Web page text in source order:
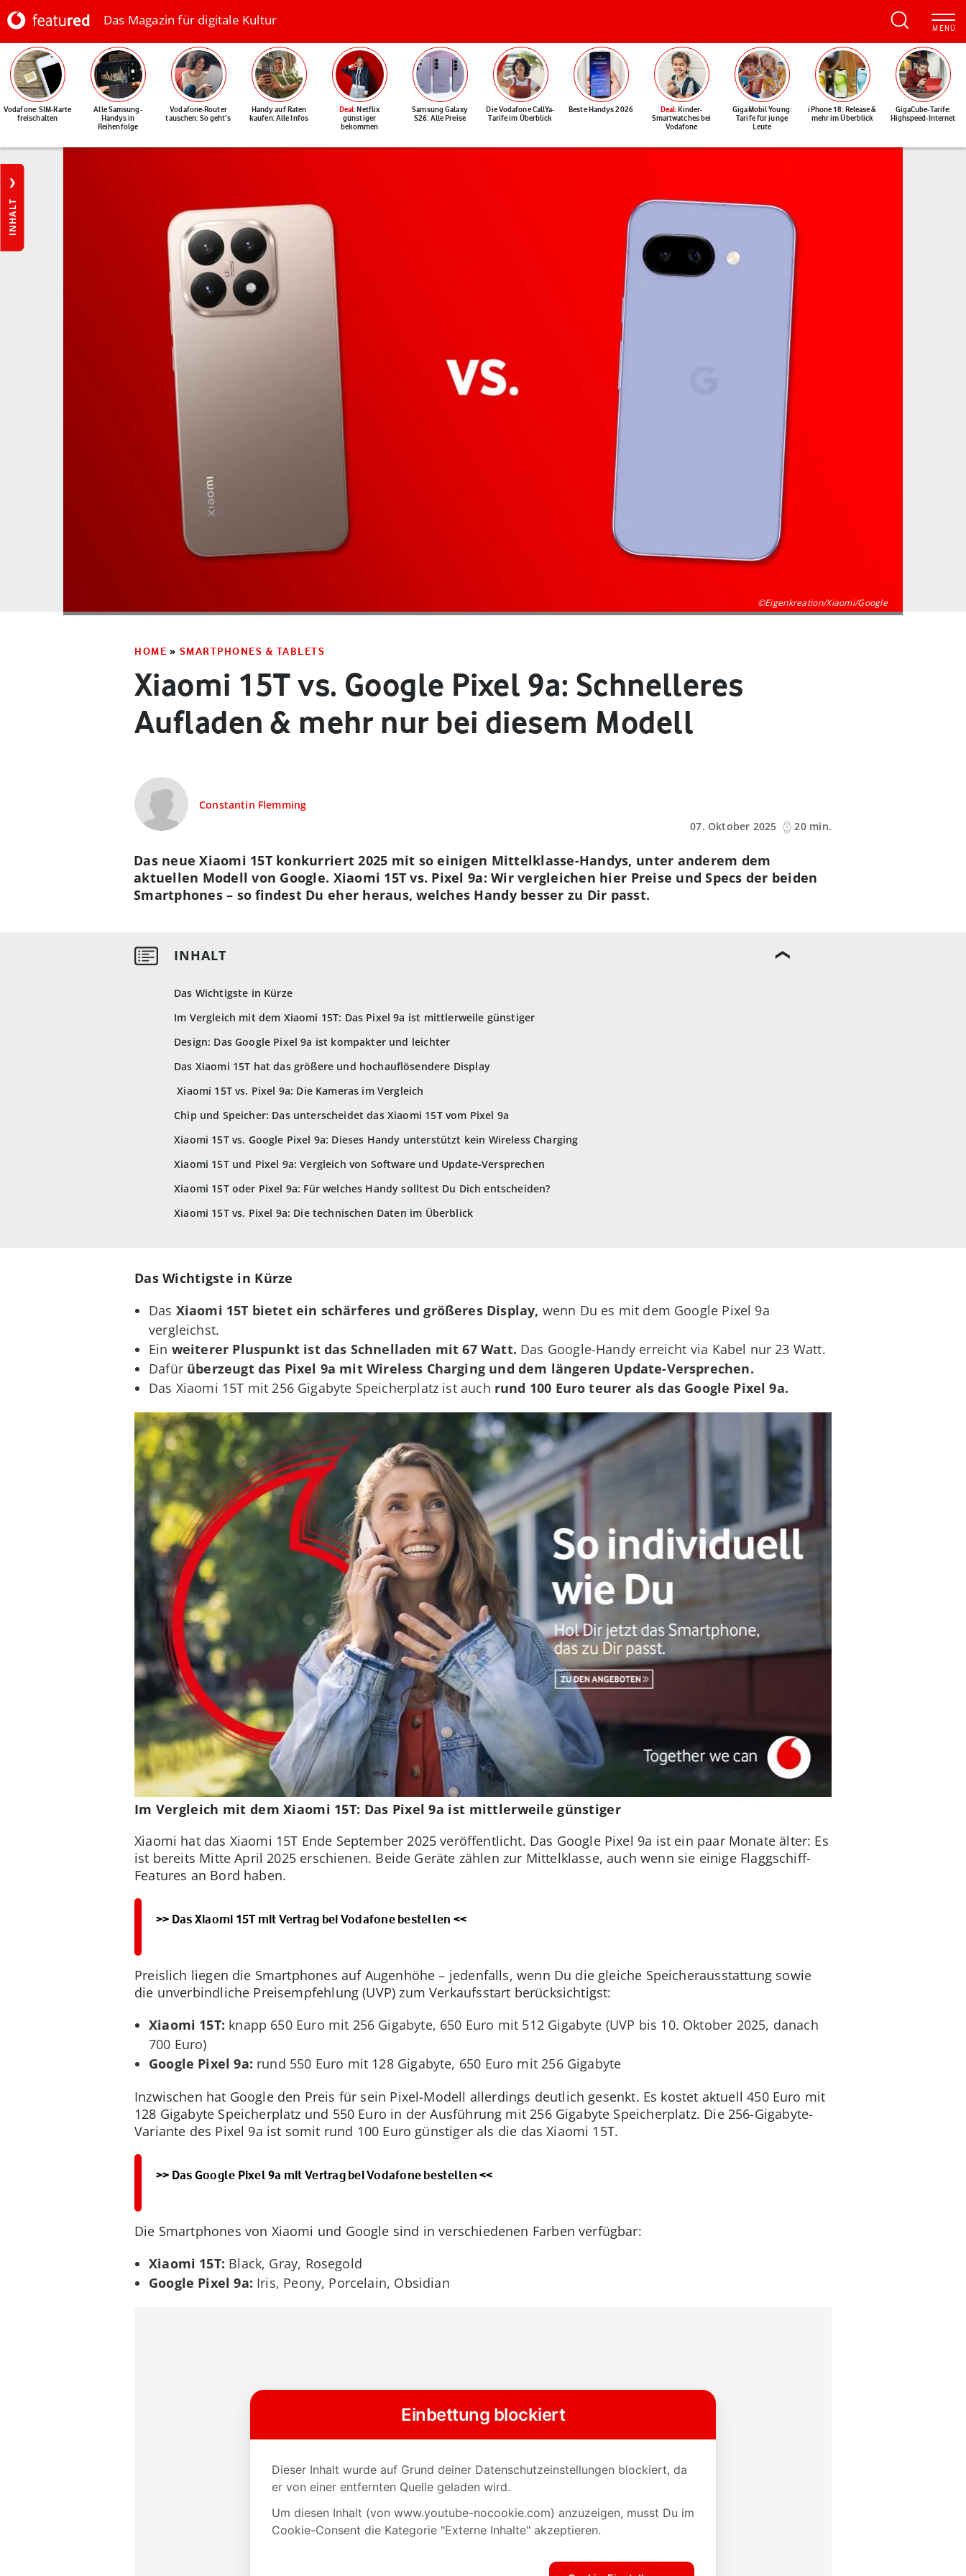
Das Magazin für digitale Kultur
Vodafone: SIM-Karte
freischalten
Alle Samsung-
Handys in
Reihenfolge
Vodafone-Router
tauschen: So geht's
Handy auf Raten
kaufen: Alle Infos
Deal: Netflix
günstiger
bekommen
Samsung Galaxy
S26: Alle Preise
Die Vodafone CallYa-
Tarife im Überblick
Beste Handys 2026 Deal: Kinder-
Smartwatches bei
Vodafone
GigaMobil Young:
Tarife für junge
Leute
iPhone 18: Release &
mehr im Überblick
GigaCube-Tarife:
Highspeed-Internet
INHALT
©Eigenkreation/Xiaomi/Google
HOME » SMARTPHONES & TABLETS
Xiaomi 15T vs. Google Pixel 9a: Schnelleres
Aufladen & mehr nur bei diesem Modell
Constantin Flemming
07. Oktober 2025
20 min.
Das Wichtigste in Kürze
Im Vergleich mit dem Xiaomi 15T: Das Pixel 9a ist mittlerweile günstiger
Design: Das Google Pixel 9a ist kompakter und leichter
Das Xiaomi 15T hat das größere und hochauflösendere Display
Xiaomi 15T vs. Pixel 9a: Die Kameras im Vergleich
Chip und Speicher: Das unterscheidet das Xiaomi 15T vom Pixel 9a
Xiaomi 15T vs. Google Pixel 9a: Dieses Handy unterstützt kein Wireless Charging
Xiaomi 15T und Pixel 9a: Vergleich von Software und Update-Versprechen
Xiaomi 15T oder Pixel 9a: Für welches Handy solltest Du Dich entscheiden?
Xiaomi 15T vs. Pixel 9a: Die technischen Daten im Überblick
Das neue Xiaomi 15T konkurriert 2025 mit so einigen Mittelklasse-Handys, unter anderem dem
aktuellen Modell von Google. Xiaomi 15T vs. Pixel 9a: Wir vergleichen hier Preise und Specs der beiden
Smartphones – so findest Du eher heraus, welches Handy besser zu Dir passt.
Das Wichtigste in Kürze
Das Xiaomi 15T bietet ein schärferes und größeres Display, wenn Du es mit dem Google Pixel 9a
vergleichst.
Ein weiterer Pluspunkt ist das Schnelladen mit 67 Watt. Das Google-Handy erreicht via Kabel nur 23 Watt.
Dafür überzeugt das Pixel 9a mit Wireless Charging und dem längeren Update-Versprechen.
Das Xiaomi 15T mit 256 Gigabyte Speicherplatz ist auch rund 100 Euro teurer als das Google Pixel 9a.
Im Vergleich mit dem Xiaomi 15T: Das Pixel 9a ist mittlerweile günstiger
Xiaomi hat das Xiaomi 15T Ende September 2025 veröffentlicht. Das Google Pixel 9a ist ein paar Monate älter: Es
ist bereits Mitte April 2025 erschienen. Beide Geräte zählen zur Mittelklasse, auch wenn sie einige Flaggschiff-
Features an Bord haben.
>> Das Xiaomi 15T mit Vertrag bei Vodafone bestellen <<
Preislich liegen die Smartphones auf Augenhöhe – jedenfalls, wenn Du die gleiche Speicherausstattung sowie
die unverbindliche Preisempfehlung (UVP) zum Verkaufsstart berücksichtigst:
Xiaomi 15T: knapp 650 Euro mit 256 Gigabyte, 650 Euro mit 512 Gigabyte (UVP bis 10. Oktober 2025, danach
700 Euro)
Google Pixel 9a: rund 550 Euro mit 128 Gigabyte, 650 Euro mit 256 Gigabyte
Inzwischen hat Google den Preis für sein Pixel-Modell allerdings deutlich gesenkt. Es kostet aktuell 450 Euro mit
128 Gigabyte Speicherplatz und 550 Euro in der Ausführung mit 256 Gigabyte Speicherplatz. Die 256-Gigabyte-
Variante des Pixel 9a ist somit rund 100 Euro günstiger als die das Xiaomi 15T.
>> Das Google Pixel 9a mit Vertrag bei Vodafone bestellen <<
Die Smartphones von Xiaomi und Google sind in verschiedenen Farben verfügbar:
Xiaomi 15T: Black, Gray, Rosegold
Google Pixel 9a: Iris, Peony, Porcelain, Obsidian